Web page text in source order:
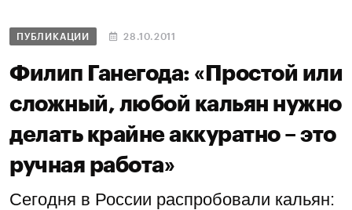
ПУБЛИКАЦИИ 28.10.2011
Филип Ганегода: «Простой или
сложный, любой кальян нужно
делать крайне аккуратно – это
ручная работа»
Сегодня в России распробовали кальян: